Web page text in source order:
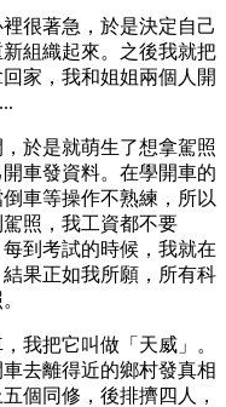
很著急，於是決定自己
組織起來。之後我就把
家，我和姐姐兩個人開
於是就萌生了想拿駕照
車發資料。在學開車的
車等操作不熟練，所以
照，我工資都不要
到考試的時候，我就在
果正如我所願，所有科
我把它叫做「天威」。
去離得近的鄉村發真相
個同修，後排擠四人，